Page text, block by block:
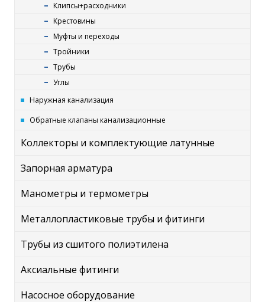
Клипсы+расходники
Крестовины
Муфты и переходы
Тройники
Трубы
Углы
Наружная канализация
Обратные клапаны канализационные
Коллекторы и комплектующие латунные
Запорная арматура
Манометры и термометры
Металлопластиковые трубы и фитинги
Трубы из сшитого полиэтилена
Аксиальные фитинги
Насосное оборудование